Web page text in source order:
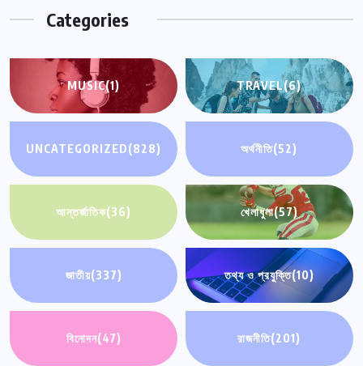
Categories
MUSIC(1) TRAVEL(6)
UNCATEGORIZED(828) অর্থনীতি(52)
আন্তর্জাতিক(36) খেলাধুলা(57)
জাতীয়(337) তথ্য ও প্রযুক্তি(10)
বিনোদন(47) রাজনীতি(201)